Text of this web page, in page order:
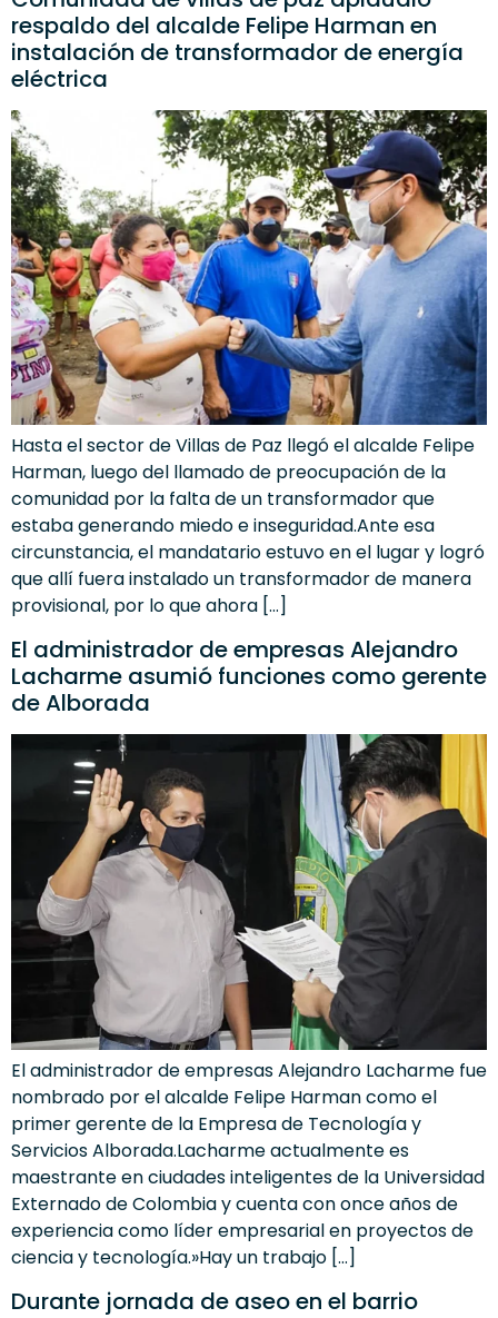
respaldo del alcalde Felipe Harman en
instalación de transformador de energía
eléctrica
Hasta el sector de Villas de Paz llegó el alcalde Felipe
Harman, luego del llamado de preocupación de la
comunidad por la falta de un transformador que
estaba generando miedo e inseguridad.Ante esa
circunstancia, el mandatario estuvo en el lugar y logró
que allí fuera instalado un transformador de manera
provisional, por lo que ahora […]
El administrador de empresas Alejandro
Lacharme asumió funciones como gerente
de Alborada
El administrador de empresas Alejandro Lacharme fue
nombrado por el alcalde Felipe Harman como el
primer gerente de la Empresa de Tecnología y
Servicios Alborada.Lacharme actualmente es
maestrante en ciudades inteligentes de la Universidad
Externado de Colombia y cuenta con once años de
experiencia como líder empresarial en proyectos de
ciencia y tecnología.»Hay un trabajo […]
Durante jornada de aseo en el barrio